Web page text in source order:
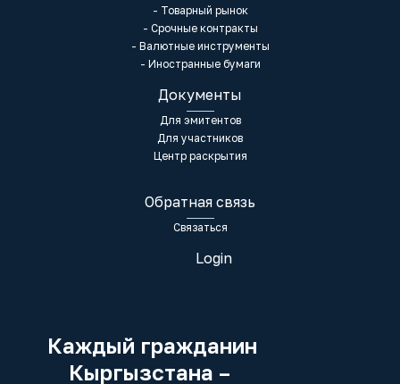
- Товарный рынок
- Срочные контракты
- Валютные инструменты
- Иностранные бумаги
Документы
Для эмитентов
Для участников
Центр раскрытия
Обратная связь
Связаться
Login
Каждый гражданин
Кыргызстана –